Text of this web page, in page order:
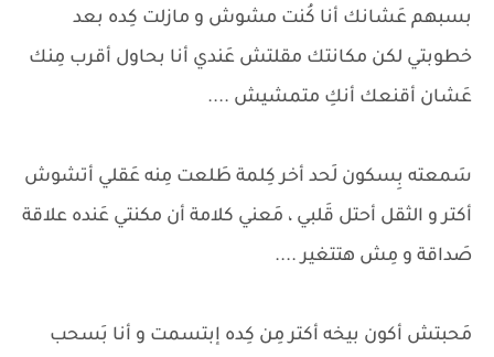
بسبهم عَشانك أنا كُنت مشوش و مازلت كِده بعد
خطوبتي لكن مكانتك مقلتش عَندي أنا بحاول أقرب مِنك
عَشان أقنعك أنكِ متمشيش ....
سَمعته بِسكون لَحد أخر كِلمة طَلعت مِنه عَقلي أتشوش
أكتر و الثقل أحتل قَلبي ، مَعني كلامة أن مكنتي عَنده علاقة
صَداقة و مِش هتتغير ....
مَحبتش أكون بيخه أكتر مِن كِده إبتسمت و أنا بَسحب